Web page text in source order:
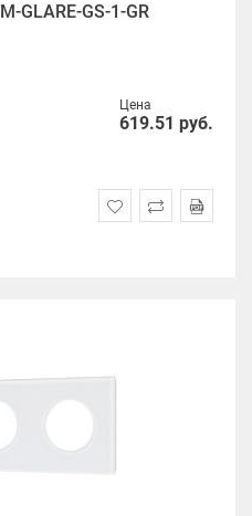
GS-1-GR
Цена
619.51 руб.